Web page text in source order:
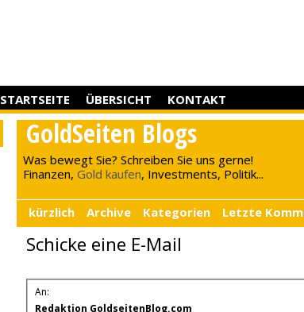
STARTSEITE ÜBERSICHT KONTAKT
GoldSeiten Blogs
Was bewegt Sie? Schreiben Sie uns gerne!
Finanzen,Gold kaufen, Investments, Politik...
kürzlich Archive Kategorien Letzte
Schicke eine E-Mail
An:
Redaktion GoldseitenBlog.com